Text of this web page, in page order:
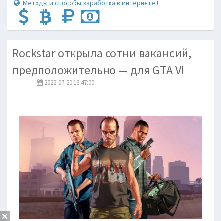
Методы и способы заработка в интернете !
Rockstar открыла сотни вакансий,
предположительно — для GTA VI
2022-07-20 13:47:00